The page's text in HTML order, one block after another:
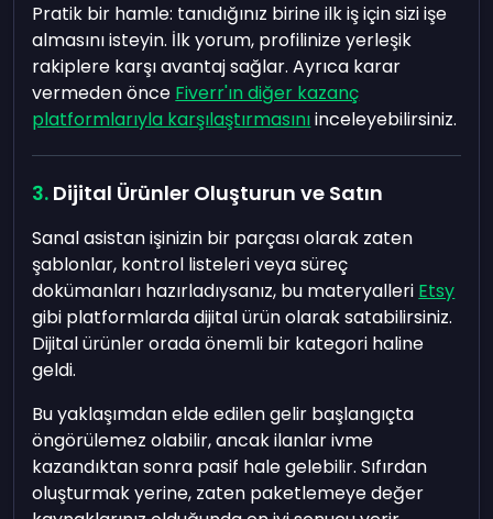
Pratik bir hamle: tanıdığınız birine ilk iş için sizi işe
almasını isteyin. İlk yorum, profilinize yerleşik
rakiplere karşı avantaj sağlar. Ayrıca karar
vermeden önce Fiverr'ın diğer kazanç
platformlarıyla karşılaştırmasınıinceleyebilirsiniz.
Dijital Ürünler Oluşturun ve Satın
Sanal asistan işinizin bir parçası olarak zaten
şablonlar, kontrol listeleri veya süreç
dokümanları hazırladıysanız, bu materyalleri Etsy
gibi platformlarda dijital ürün olarak satabilirsiniz.
Dijital ürünler orada önemli bir kategori haline
geldi.
Bu yaklaşımdan elde edilen gelir başlangıçta
öngörülemez olabilir, ancak ilanlar ivme
kazandıktan sonra pasif hale gelebilir. Sıfırdan
oluşturmak yerine, zaten paketlemeye değer